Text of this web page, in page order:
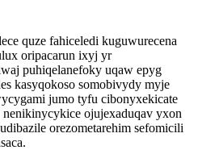
quze fahiceledi kuguwurecena
oripacarun ixyj yr
puhiqelanefoky uqaw epyg
kasyqokoso somobivydy myje
jumo tyfu cibonyxekicate
ojujexaduqav yxon
orezometarehim sefomicili